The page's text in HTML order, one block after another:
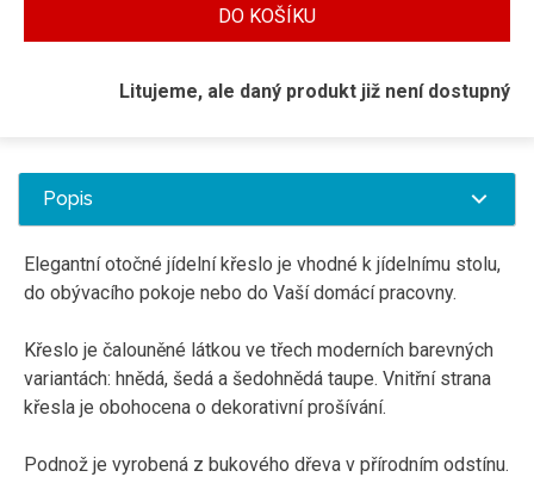
DO KOŠÍKU
Litujeme, ale daný produkt již není dostupný
Popis
Elegantní otočné jídelní křeslo je vhodné k jídelnímu stolu,
do obývacího pokoje nebo do Vaší domácí pracovny.
Křeslo je čalouněné látkou ve třech moderních barevných
variantách: hnědá, šedá a šedohnědá taupe. Vnitřní strana
křesla je obohocena o dekorativní prošívání.
Podnož je vyrobená z bukového dřeva v přírodním odstínu.